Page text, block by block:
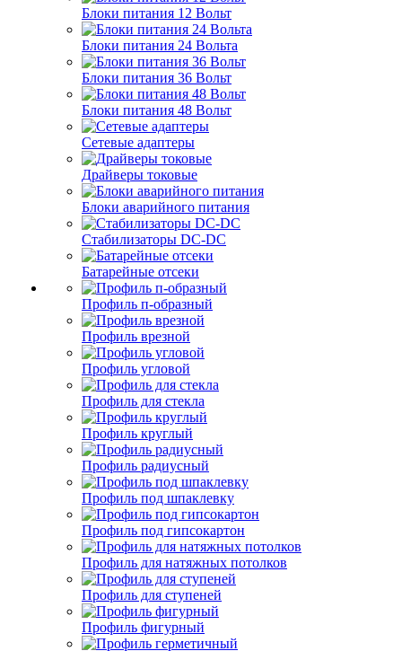
Блоки питания 12 Вольт
Блоки питания 24 Вольта
Блоки питания 36 Вольт
Блоки питания 48 Вольт
Сетевые адаптеры
Драйверы токовые
Блоки аварийного питания
Стабилизаторы DC-DC
Батарейные отсеки
Профиль п-образный
Профиль врезной
Профиль угловой
Профиль для стекла
Профиль круглый
Профиль радиусный
Профиль под шпаклевку
Профиль под гипсокартон
Профиль для натяжных потолков
Профиль для ступеней
Профиль фигурный